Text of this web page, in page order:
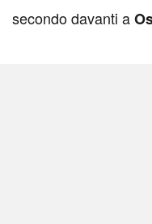
secondo davanti a